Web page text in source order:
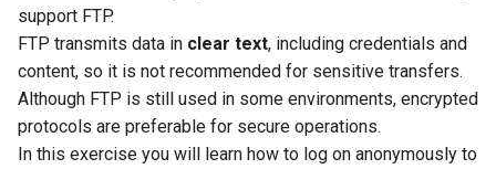
support FTP.
FTP transmits data in clear text, including credentials and
content, so it is not recommended for sensitive transfers.
Although FTP is still used in some environments, encrypted
protocols are preferable for secure operations.
In this exercise you will learn how to log on anonymously to